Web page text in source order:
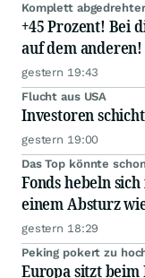
Komplett
+45 Prozent! Bei
auf dem anderen!
gestern 19:43
Flucht aus USA
Investoren
gestern 19:00
Das Top könnte
Fonds hebeln
einem Absturz
gestern 18:29
Peking pokert zu
Europa sitzt